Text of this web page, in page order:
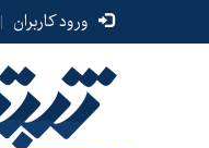
ورود کاربران |